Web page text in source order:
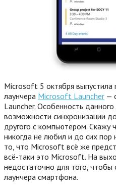
Microsoft 5 октября выпустила
лаунчера Microsoft Launcher —
Launcher. Особенность
возможности синхронизации
другого с компьютером. Скажу
никогда не любил и до сих
то, что Microsoft всё же
всё-таки это Microsoft. На
недостаточно для того, чтобы
лаунчера смартфона.